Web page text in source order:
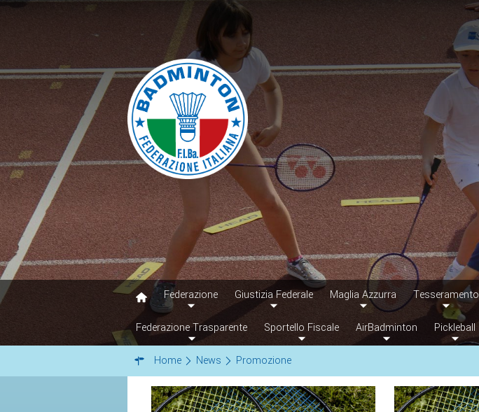
Federazione Giustizia Federale Maglia Azzurra Tesseramento
Federazione Trasparente Sportello Fiscale AirBadminton Pickleball
Home News Promozione